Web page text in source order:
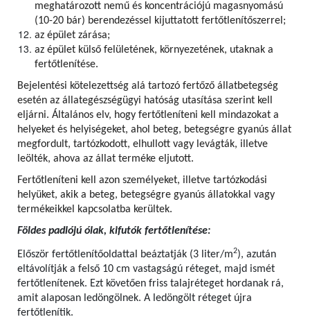
meghatározott nemű és koncentrációjú magasnyomású
(10-20 bár) berendezéssel kijuttatott fertőtlenítőszerrel;
az épület zárása;
az épület külső felületének, környezetének, utaknak a
fertőtlenítése.
Bejelentési kötelezettség alá tartozó fertőző állatbetegség
esetén az állategészségügyi hatóság utasítása szerint kell
eljárni. Általános elv, hogy fertőtleníteni kell mindazokat a
helyeket és helyiségeket, ahol beteg, betegségre gyanús állat
megfordult, tartózkodott, elhullott vagy levágták, illetve
leölték, ahova az állat terméke eljutott.
Fertőtleníteni kell azon személyeket, illetve tartózkodási
helyüket, akik a beteg, betegségre gyanús állatokkal vagy
termékeikkel kapcsolatba kerültek.
Földes padlójú ólak, kifutók fertőtlenítése:
Először fertőtlenítőoldattal beáztatják (3 liter/m2), azután
eltávolítják a felső 10 cm vastagságú réteget, majd ismét
fertőtlenítenek. Ezt követően friss talajréteget hordanak rá,
amit alaposan ledöngölnek. A ledöngölt réteget újra
fertőtlenítik.